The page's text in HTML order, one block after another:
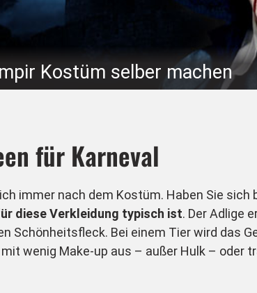
Kostüm selber machen
für Karneval
immer nach dem Kostüm. Haben Sie
diese Verkleidung typisch ist. Der Adlige
Schönheitsfleck. Bei einem Tier wird das
wenig Make-up aus – außer Hulk – oder